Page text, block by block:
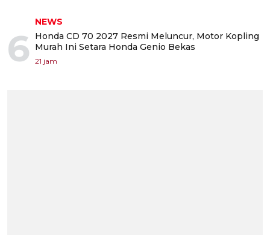
6
NEWS
Honda CD 70 2027 Resmi Meluncur, Motor Kopling
Murah Ini Setara Honda Genio Bekas
21 jam